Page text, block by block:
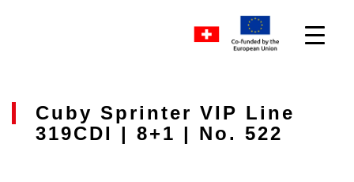
Cuby Sprinter VIP Line
319CDI | 8+1 | No. 522